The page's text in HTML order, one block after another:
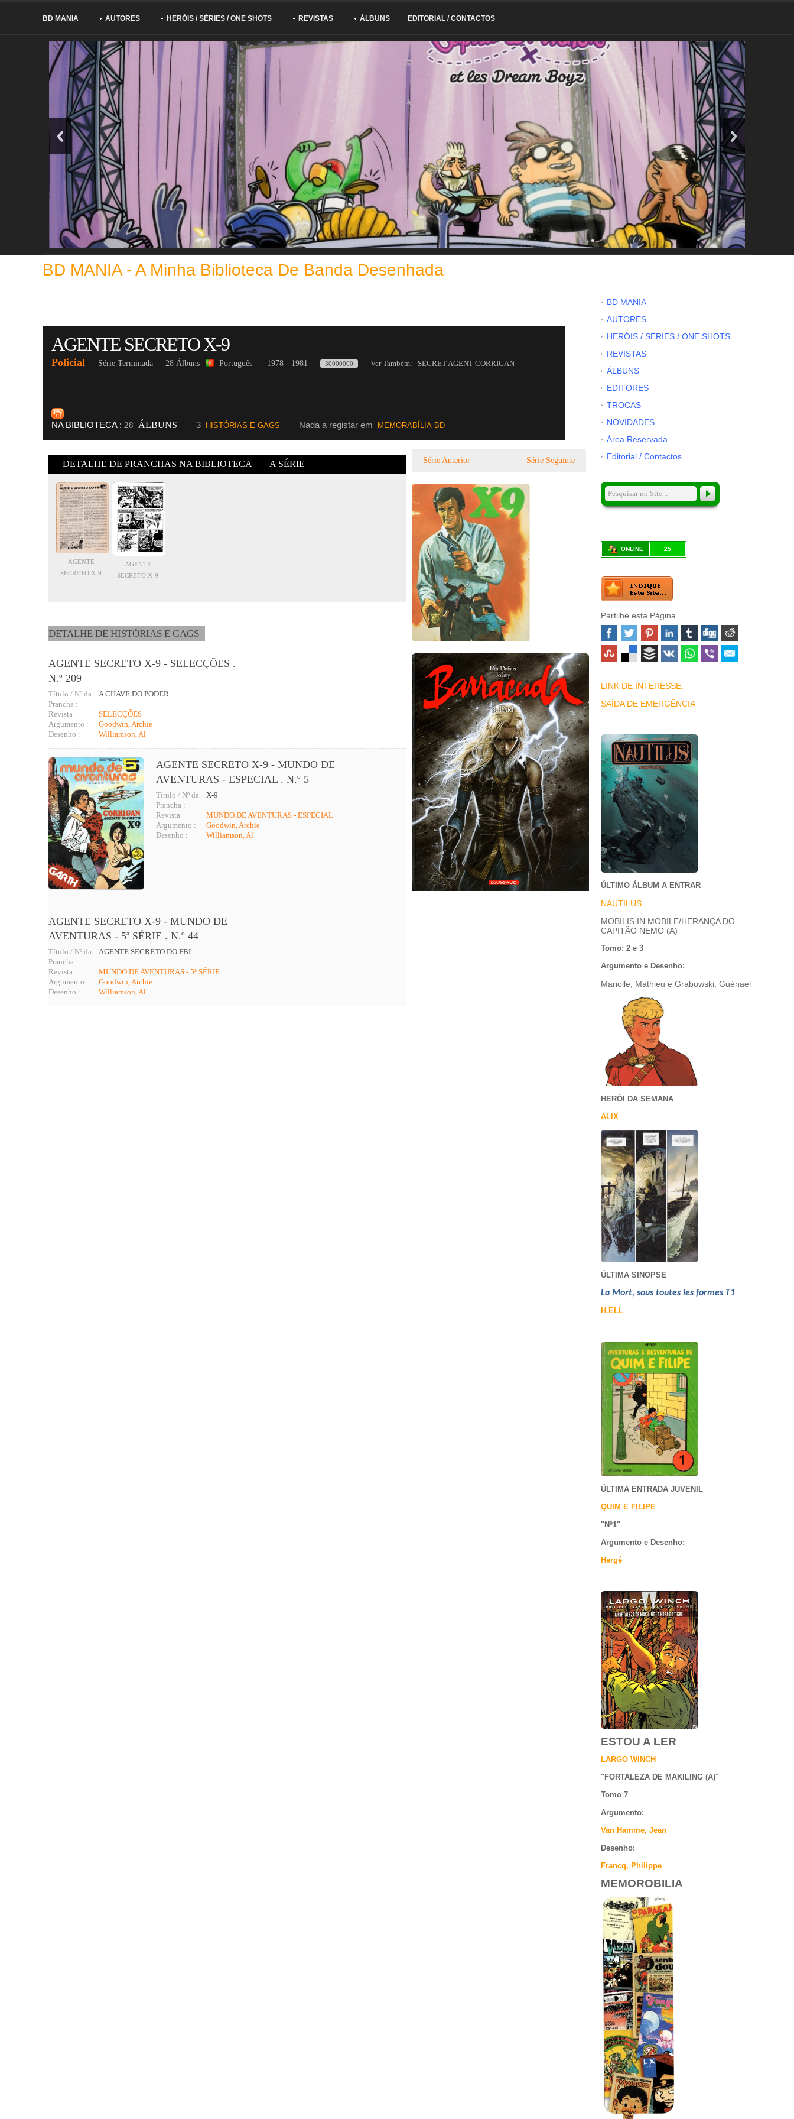
BD MANIA AUTORES HERÓIS / SÉRIES / ONE SHOTS REVISTAS ÁLBUNS EDITORIAL / CONTACTOS
BD MANIA - A Minha Biblioteca De Banda Desenhada
AGENTE SECRETO X-9
Policial Série Terminada 28 Álbuns Português 1978 - 1981 30000000 Ver Também: SECRET AGENT CORRIGAN
NA BIBLIOTECA : 28 ÁLBUNS 3 HISTÓRIAS E GAGS Nada a registar em MEMORABÍLIA-BD
DETALHE DE PRANCHAS NA BIBLIOTECA A SÉRIE
AGENTE
SECRETO X-9
AGENTE
SECRETO X-9
DETALHE DE HISTÓRIAS E GAGS
AGENTE SECRETO X-9 - SELECÇÕES .
N.º 209
Título / Nº da
Prancha :
A CHAVE DO PODER
Revista
SELECÇÕES
Argumento :
Goodwin, Archie
Desenho :
Williamson, Al
AGENTE SECRETO X-9 - MUNDO DE
AVENTURAS - ESPECIAL . N.º 5
Título / Nº da
Prancha :
X-9
Revista
MUNDO DE AVENTURAS - ESPECIAL
Argumento :
Goodwin, Archie
Desenho :
Williamson, Al
AGENTE SECRETO X-9 - MUNDO DE
AVENTURAS - 5ª SÉRIE . N.º 44
Título / Nº da
Prancha :
AGENTE SECRETO DO FBI
Revista
MUNDO DE AVENTURAS - 5ª SÉRIE
Argumento :
Goodwin, Archie
Desenho :
Williamson, Al
Série Anterior Série Seguinte
BD MANIA
AUTORES
HERÓIS / SÉRIES / ONE SHOTS
REVISTAS
ÁLBUNS
EDITORES
TROCAS
NOVIDADES
Área Reservada
Editorial / Contactos
ONLINE 25
Partilhe esta Página
LINK DE INTERESSE:
SAÍDA DE EMERGÊNCIA
ÚLTIMO ÁLBUM A ENTRAR
NAUTILUS
MOBILIS IN MOBILE/HERANÇA DO
CAPITÃO NEMO (A)
Tomo: 2 e 3
Argumento e Desenho:
Mariolle, Mathieu e Grabowski, Guénael
HERÓI DA SEMANA
ALIX
ÚLTIMA SINOPSE
La Mort, sous toutes les formes T1
H.ELL
ÚLTIMA ENTRADA JUVENIL
QUIM E FILIPE
"Nº1"
Argumento e Desenho:
Hergé
ESTOU A LER
LARGO WINCH
"FORTALEZA DE MAKILING (A)"
Tomo 7
Argumento:
Van Hamme, Jean
Desenho:
Francq, Philippe
MEMOROBILIA